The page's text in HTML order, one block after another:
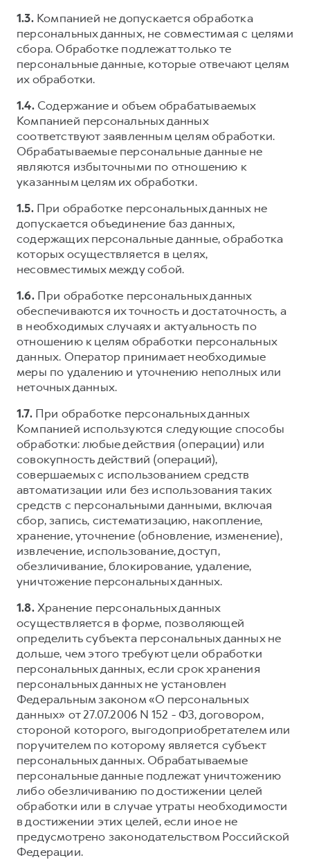
1.3.Компанией не допускается обработка
персональных данных, не совместимая с целями
сбора. Обработке подлежат только те
персональные данные, которые отвечают целям
их обработки.
1.4.Содержание и объем обрабатываемых
Компанией персональных данных
соответствуют заявленным целям обработки.
Обрабатываемые персональные данные не
являются избыточными по отношению к
указанным целям их обработки.
1.5.При обработке персональных данных не
допускается объединение баз данных,
содержащих персональные данные, обработка
которых осуществляется в целях,
несовместимых между собой.
1.6.При обработке персональных данных
обеспечиваются их точность и достаточность, а
в необходимых случаях и актуальность по
отношению к целям обработки персональных
данных. Оператор принимает необходимые
меры по удалению и уточнению неполных или
неточных данных.
1.7.При обработке персональных данных
Компанией используются следующие способы
обработки: любые действия (операции) или
совокупность действий (операций),
совершаемых с использованием средств
автоматизации или без использования таких
средств с персональными данными, включая
сбор, запись, систематизацию, накопление,
хранение, уточнение (обновление, изменение),
извлечение, использование, доступ,
обезличивание, блокирование, удаление,
уничтожение персональных данных.
1.8.Хранение персональных данных
осуществляется в форме, позволяющей
определить субъекта персональных данных не
дольше, чем этого требуют цели обработки
персональных данных, если срок хранения
персональных данных не установлен
Федеральным законом «О персональных
данных» от 27.07.2006 N 152 - ФЗ, договором,
стороной которого, выгодоприобретателем или
поручителем по которому является субъект
персональных данных. Обрабатываемые
персональные данные подлежат уничтожению
либо обезличиванию по достижении целей
обработки или в случае утраты необходимости
в достижении этих целей, если иное не
предусмотрено законодательством Российской
Федерации.